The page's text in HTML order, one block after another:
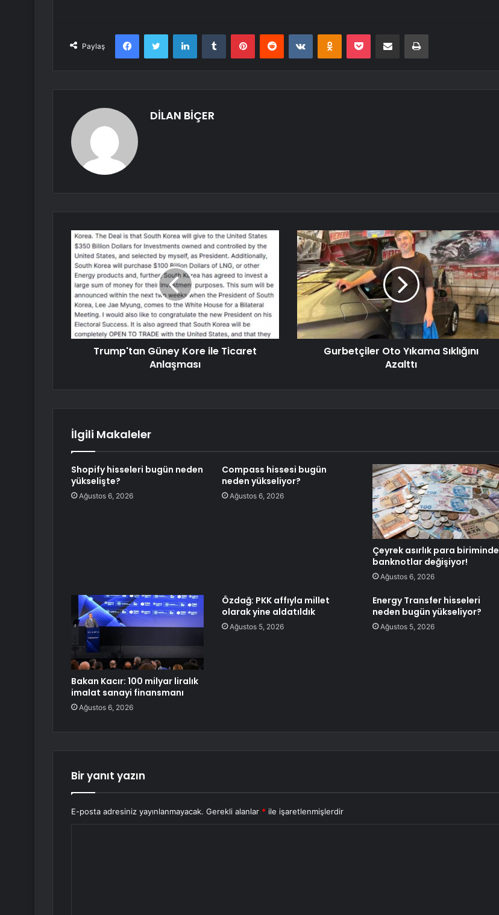
Paylaş
FacebookTwitter LinkedInTumblr PinterestReddit VKontakteOdnoklassniki
Pocket E-Posta ile paylaş Yazdır
DİLAN BİÇER
Trump'tan Güney Kore ile Ticaret
Anlaşması
Gurbetçiler Oto Yıkama Sıklığını
Azalttı
İlgili Makaleler
Shopify hisseleri bugün neden
yükselişte?
Ağustos 6, 2026
Compass hissesi bugün
neden yükseliyor?
Ağustos 6, 2026
Çeyrek asırlık para biriminde
banknotlar değişiyor!
Ağustos 6, 2026
Bakan Kacır: 100 milyar liralık
imalat sanayi finansmanı
Ağustos 6, 2026
Özdağ: PKK affıyla millet
olarak yine aldatıldık
Ağustos 5, 2026
Energy Transfer hisseleri
neden bugün yükseliyor?
Ağustos 5, 2026
Bir yanıt yazın
E-posta adresiniz yayınlanmayacak. Gerekli alanlar * ile işaretlenmişlerdir